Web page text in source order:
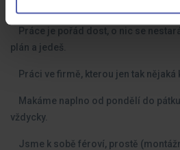
Práce je pořád dost, o nic se
plán a jedeš.
Práci ve firmě, kterou jen tak nějaká
Makáme naplno od pondělí do
vždycky.
Jsme k sobě féroví, prostě